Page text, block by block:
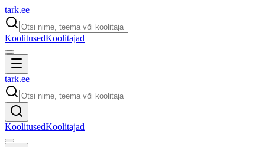
tark.ee
KoolitusedKoolitajad
tark.ee
KoolitusedKoolitajad